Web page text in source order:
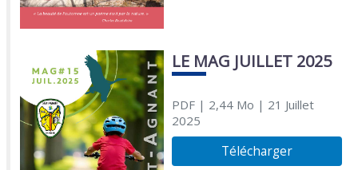
LE MAG JUILLET 2025
PDF| 2,44 Mo | 21 Juillet
2025
Télécharger